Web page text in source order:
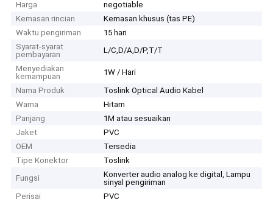
Harga
negotiable
Kemasan rincian
Kemasan khusus (tas PE)
Waktu pengiriman
15 hari
Syarat-syarat
pembayaran
L/C,D/A,D/P,T/T
Menyediakan
kemampuan
1W / Hari
Nama Produk
Toslink Optical Audio Kabel
Warna
Hitam
Panjang
1M atau sesuaikan
Jaket
PVC
OEM
Tersedia
Tipe Konektor
Toslink
Fungsi
Konverter audio analog ke digital, Lampu
sinyal pengiriman
Perisai
PVC